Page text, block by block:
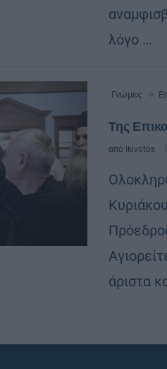
λόγο …
Γνώμες
Της
από ikivotos
άριστα